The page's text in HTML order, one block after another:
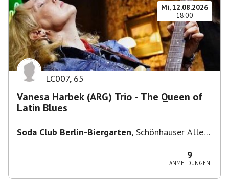
Mi, 12.08.2026
18:00
LC007, 65
Vanesa Harbek (ARG) Trio - The Queen of
Latin Blues
Soda Club Berlin-Biergarten, Schönhauser Allee
9
ANMELDUNGEN